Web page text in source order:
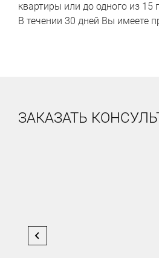
квартиры или до одного из 15
В течении 30 дней Вы имеете
ЗАКАЗАТЬ